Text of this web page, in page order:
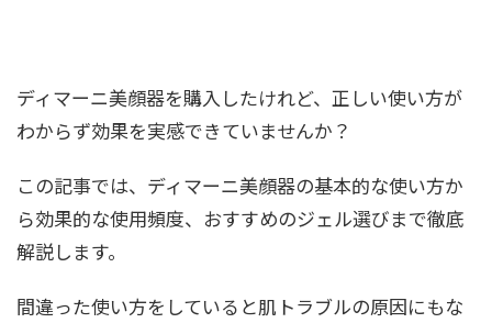
ディマーニ美顔器を購入したけれど、正しい使い方が
わからず効果を実感できていませんか？
この記事では、ディマーニ美顔器の基本的な使い方か
ら効果的な使用頻度、おすすめのジェル選びまで徹底
解説します。
間違った使い方をしていると肌トラブルの原因にもな